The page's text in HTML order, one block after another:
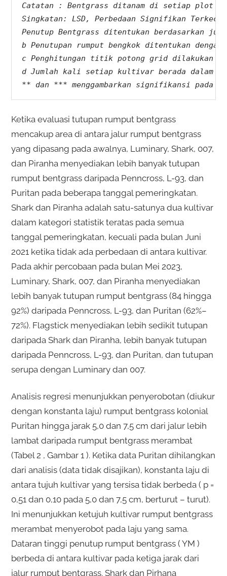
Catatan : Bentgrass ditanam di setiap plot
Singkatan: LSD, Perbedaan Signifikan
Penutup Bentgrass ditentukan berdasarkan
b Penutupan rumput bengkok ditentukan
c Penghitungan titik potong grid dilakukan
d Jumlah kali setiap kultivar berada dalam
** dan *** menggambarkan signifikansi pada
Ketika evaluasi tutupan rumput bentgrass
mencakup area di antara jalur rumput bentgrass
yang dipasang pada awalnya, Luminary, Shark, 007,
dan Piranha menyediakan lebih banyak tutupan
rumput bentgrass daripada Penncross, L-93, dan
Puritan pada beberapa tanggal pemeringkatan.
Shark dan Piranha adalah satu-satunya dua kultivar
dalam kategori statistik teratas pada semua
tanggal pemeringkatan, kecuali pada bulan Juni
2021 ketika tidak ada perbedaan di antara kultivar.
Pada akhir percobaan pada bulan Mei 2023,
Luminary, Shark, 007, dan Piranha menyediakan
lebih banyak tutupan rumput bentgrass (84 hingga
92%) daripada Penncross, L-93, dan Puritan (62%–
72%). Flagstick menyediakan lebih sedikit tutupan
daripada Shark dan Piranha, lebih banyak tutupan
daripada Penncross, L-93, dan Puritan, dan tutupan
serupa dengan Luminary dan 007.
Analisis regresi menunjukkan penyerobotan (diukur
dengan konstanta laju) rumput bentgrass kolonial
Puritan hingga jarak 5,0 dan 7,5 cm dari jalur lebih
lambat daripada rumput bentgrass merambat
(Tabel 2 , Gambar 1 ). Ketika data Puritan dihilangkan
dari analisis (data tidak disajikan), konstanta laju di
antara tujuh kultivar yang tersisa tidak berbeda ( p =
0,51 dan 0,10 pada 5,0 dan 7,5 cm, berturut – turut).
Ini menunjukkan ketujuh kultivar rumput bentgrass
merambat menyerobot pada laju yang sama.
Dataran tinggi penutup rumput bentgrass ( YM )
berbeda di antara kultivar pada ketiga jarak dari
jalur rumput bentgrass. Shark dan Pirhana